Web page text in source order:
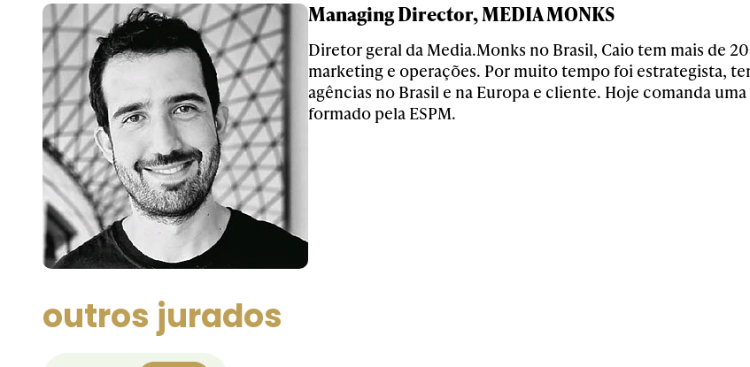
Managing Director, MEDIA MONKS
Diretor geral da Media.Monks no Brasil, Caio tem mais de
marketing e operações. Por muito tempo foi estrategista,
agências no Brasil e na Europa e cliente. Hoje comanda
formado pela ESPM.
outros jurados